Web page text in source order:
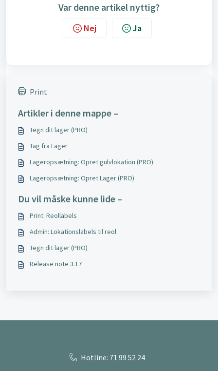
Var denne artikel nyttig?
Nej Ja
Print
Artikler i denne mappe –
Tegn dit lager (PRO)
Tag fra Lager
Lageropsætning: Opret gulvlokation (PRO)
Lageropsætning: Opret Lager (PRO)
Du vil måske kunne lide –
Print: Reollabels
Admin: Lokationslabels til reol
Tegn dit lager (PRO)
Release note 3.17
Hotline: 71 99 52 24